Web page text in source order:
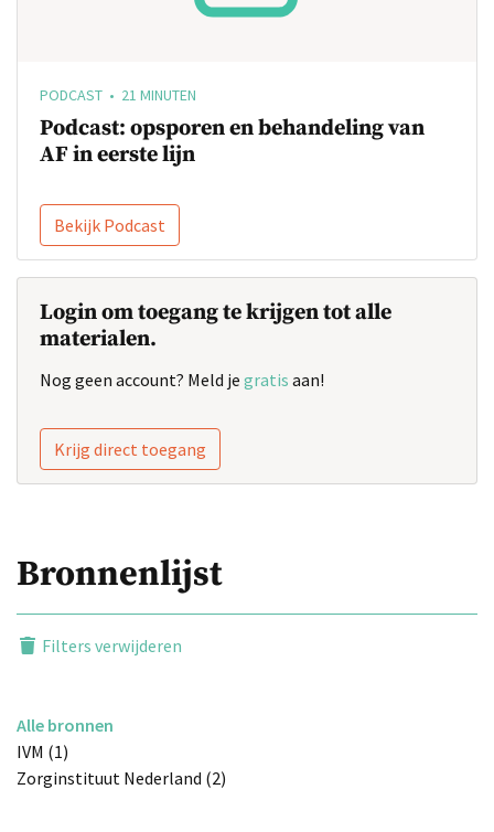
PODCAST • 21 MINUTEN
Podcast: opsporen en behandeling van
AF in eerste lijn
Bekijk Podcast
Login om toegang te krijgen tot alle
materialen.
Nog geen account? Meld je gratis aan!
Krijg direct toegang
Bronnenlijst
Filters verwijderen
Alle bronnen
IVM (1)
Zorginstituut Nederland (2)